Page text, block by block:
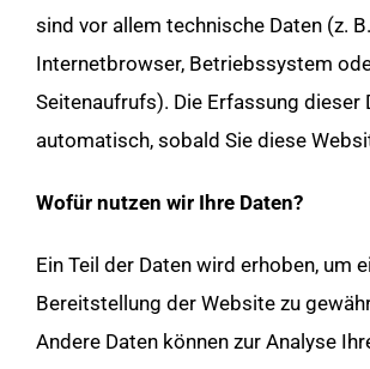
sind vor allem technische Daten (z. B.
Internetbrowser, Betriebssystem
Seitenaufrufs). Die Erfassung dieser
automatisch, sobald Sie diese
Wofür nutzen wir Ihre Daten?
Ein Teil der Daten wird erhoben, um
Bereitstellung der Website zu
Andere Daten können zur Analyse